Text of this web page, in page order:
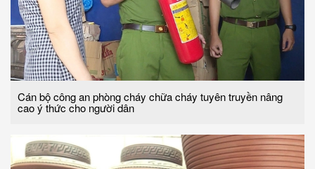
Cán bộ công an phòng cháy chữa cháy tuyên truyền nâng
cao ý thức cho người dân